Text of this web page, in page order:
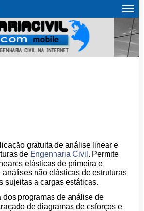
gratuita de análise linear e
de Engenharia Civil . Permite
elásticas de primeira e
análises não elásticas de estruturas
sujeitas a cargas estáticas.
dos programas de análise de
de diagramas de esforços e